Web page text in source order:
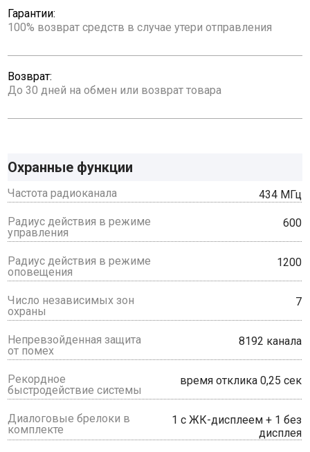
Гарантии:
100% возврат средств в случае утери отправления
Возврат:
До 30 дней на обмен или возврат товара
Охранные функции
Частота радиоканала 434 МГц
Радиус действия в режиме
управления
600
Радиус действия в режиме
оповещения
1200
Число независимых зон
охраны
7
Непревзойденная защита
от помех
8192 канала
Рекордное
быстродействие системы
время отклика 0,25 сек
Диалоговые брелоки в
комплекте
1 с ЖК-дисплеем + 1 без
дисплея